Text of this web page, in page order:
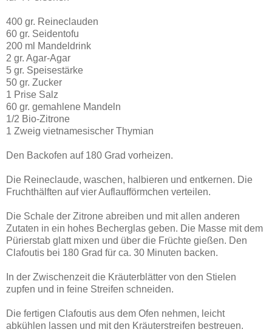
400 gr. Reineclauden
60 gr. Seidentofu
200 ml Mandeldrink
2 gr. Agar-Agar
5 gr. Speisestärke
50 gr. Zucker
1 Prise Salz
60 gr. gemahlene Mandeln
1/2 Bio-Zitrone
1 Zweig vietnamesischer Thymian
Den Backofen auf 180 Grad vorheizen.
Die Reineclaude, waschen, halbieren und entkernen. Die
Fruchthälften auf vier Auflaufförmchen verteilen.
Die Schale der Zitrone abreiben und mit allen anderen
Zutaten in ein hohes Becherglas geben. Die Masse mit dem
Pürierstab glatt mixen und über die Früchte gießen. Den
Clafoutis bei 180 Grad für ca. 30 Minuten backen.
In der Zwischenzeit die Kräuterblätter von den Stielen
zupfen und in feine Streifen schneiden.
Die fertigen Clafoutis aus dem Ofen nehmen, leicht
abkühlen lassen und mit den Kräuterstreifen bestreuen.